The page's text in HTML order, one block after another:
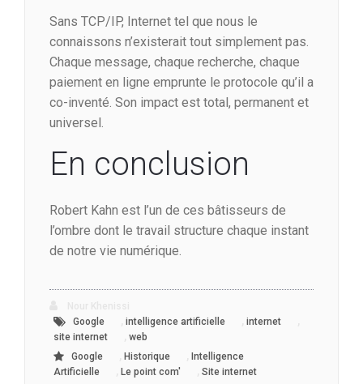
Sans TCP/IP, Internet tel que nous le
connaissons n’existerait tout simplement pas.
Chaque message, chaque recherche, chaque
paiement en ligne emprunte le protocole qu’il a
co-inventé. Son impact est total, permanent et
universel.
En conclusion
Robert Kahn est l’un de ces bâtisseurs de
l’ombre dont le travail structure chaque instant
de notre vie numérique.
Google
intelligence artificielle internet
site internet
web
Google
Historique
Intelligence
Artificielle
Le point com' Site internet